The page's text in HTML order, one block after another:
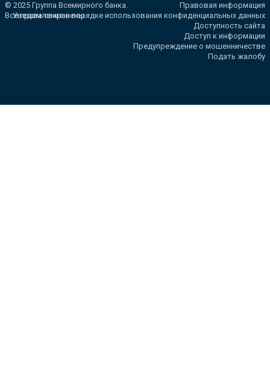
© 2025 Группа Всемирного банка.
Все права сохранены.
Правовая информация
Уведомление о порядке использования конфиденциальных данных
Доступность сайта
Доступ к информации
Предупреждение о мошенничестве
Подать жалобу